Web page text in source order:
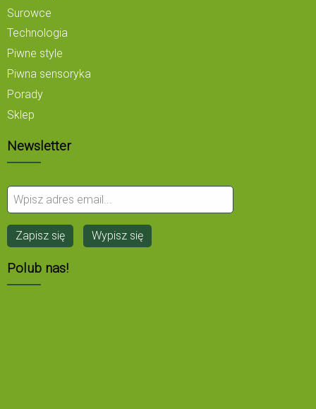
Surowce
Technologia
Piwne style
Piwna sensoryka
Porady
Sklep
Newsletter
Polub nas!